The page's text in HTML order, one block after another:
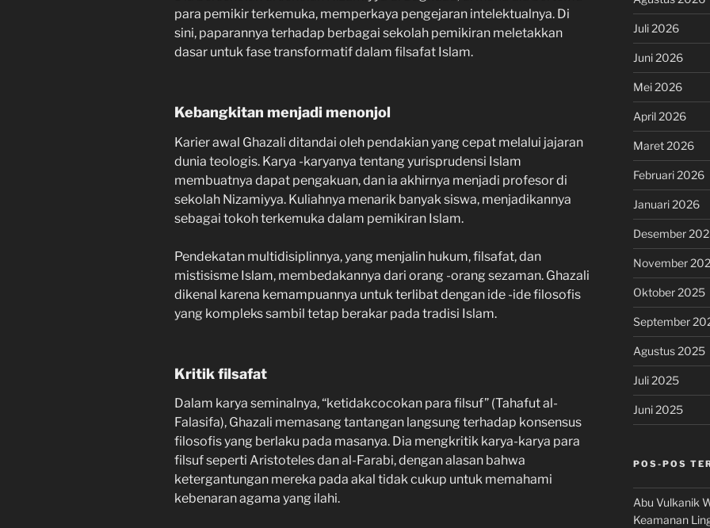
para pemikir terkemuka, memperkaya pengejaran intelektualnya. Di
sini, paparannya terhadap berbagai sekolah pemikiran meletakkan
dasar untuk fase transformatif dalam filsafat Islam.
Kebangkitan menjadi menonjol
Karier awal Ghazali ditandai oleh pendakian yang cepat melalui jajaran
dunia teologis. Karya -karyanya tentang yurisprudensi Islam
membuatnya dapat pengakuan, dan ia akhirnya menjadi profesor di
sekolah Nizamiyya. Kuliahnya menarik banyak siswa, menjadikannya
sebagai tokoh terkemuka dalam pemikiran Islam.
Pendekatan multidisiplinnya, yang menjalin hukum, filsafat, dan
mistisisme Islam, membedakannya dari orang -orang sezaman. Ghazali
dikenal karena kemampuannya untuk terlibat dengan ide -ide filosofis
yang kompleks sambil tetap berakar pada tradisi Islam.
Kritik filsafat
Dalam karya seminalnya, “ketidakcocokan para filsuf” (Tahafut al-
Falasifa), Ghazali memasang tantangan langsung terhadap konsensus
filosofis yang berlaku pada masanya. Dia mengkritik karya-karya para
filsuf seperti Aristoteles dan al-Farabi, dengan alasan bahwa
ketergantungan mereka pada akal tidak cukup untuk memahami
kebenaran agama yang ilahi.
Juli 2026
Juni 2026
Mei 2026
April 2026
Maret 2026
Februari 2026
Januari 2026
Desember
November
Oktober 2025
September
Agustus 2025
Juli 2025
Juni 2025
POS-POS
Abu Vulkanik
Keamanan